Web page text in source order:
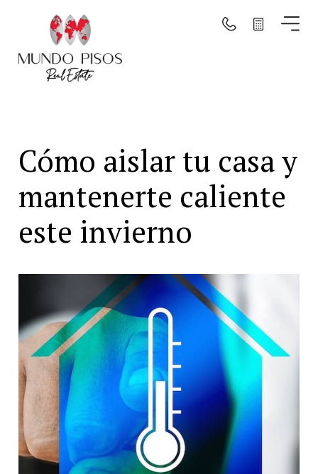
Número de habitaciones
Número de habitaciones
Número de baños
Número de baños
Borrar filtros
Cómo aislar tu casa y
mantenerte caliente
este invierno